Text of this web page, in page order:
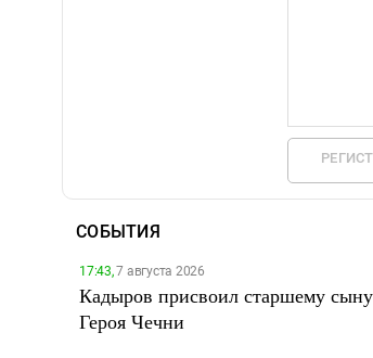
СОБЫТИЯ
17:43,7 августа 2026
Кадыров присвоил старшему
Героя Чечни